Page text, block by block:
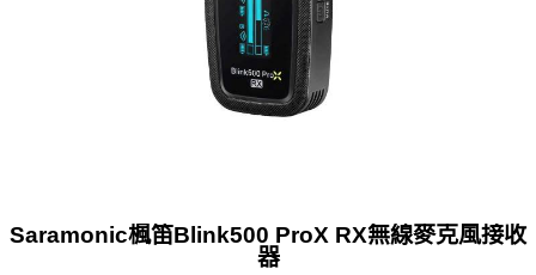
Saramonic楓笛Blink500 ProX RX無線麥克風接收
器